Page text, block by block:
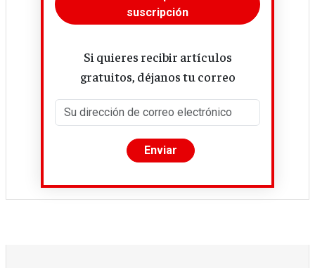
suscripción
Si quieres recibir artículos
gratuitos, déjanos tu correo